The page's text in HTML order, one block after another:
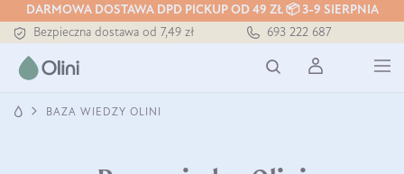
DARMOWA DOSTAWA DPD PICKUP OD 49 ZŁ 📦 3-9 SIERPNIA
Bezpieczna dostawa od 7,49 zł
Darmowa dostawa od 199 zł
Tłoczony zawsze na zimno
693 222 687
BAZA WIEDZY OLINI